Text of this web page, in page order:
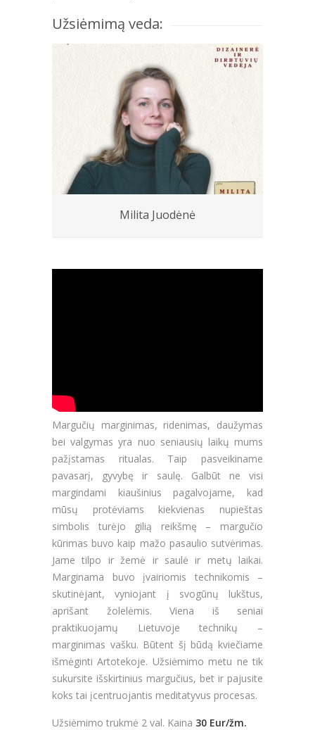
Užsiėmimą veda:
Milita Juodėnė
Margučių marginimas, ridenimas, daužymas
bei valgymas yra nuo seniausių laikų mums
pažįstamas ritualas. Taip pasveikiname
pavasarį, gyvybę ir saulę. Galbūt ne visi
margindami kiaušinius pagalvojame, kad
mūsų protėviams kiekvienas nupieštas
simbolis turėjo gilią reikšmę – margučio
kūrimas buvo kaip mažo pasaulio sutvėrimas.
Jame tilpo ir žemė ir saulė ir metų laikai.
Marginama buvo įvairiomis technikomis –
skutinėjant, vyniojant į svogūnų lukštus,
aprišant žolelėmis. Viena iš seniai
praktikuojamų Lietuvoje technikų –
marginimas vašku. Būtent šį būdą kviečiame
išmėginti Artotekoje. Užsiėmimo metu ne tik
sukursite išskirtinius margučius, bet ir pajusite
koks tai įcentruojantis meditatyvus procesas.
Užsiėmimo trukmė 2 val. Kaina 30 Eur/žm.